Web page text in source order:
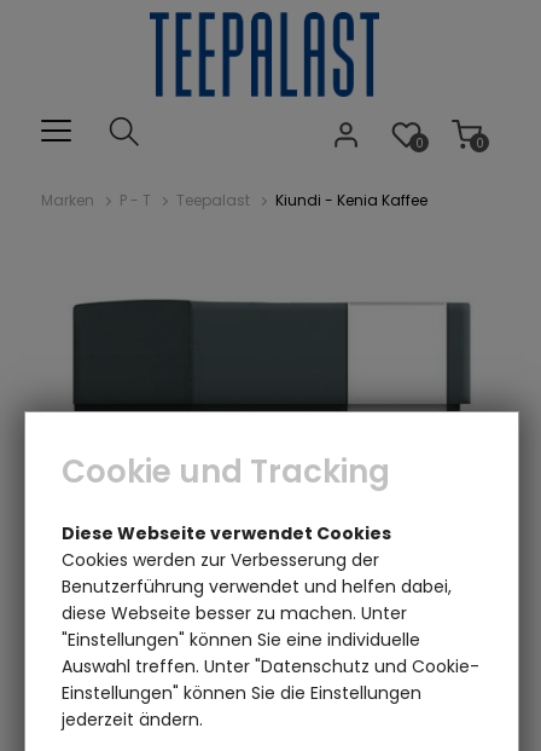
0
0
Marken P - T Teepalast Kiundi - Kenia Kaffee
Cookie und Tracking
Diese Webseite verwendet Cookies
Cookies werden zur Verbesserung der
Benutzerführung verwendet und helfen dabei,
diese Webseite besser zu machen. Unter
"Einstellungen" können Sie eine individuelle
Auswahl treffen. Unter "Datenschutz und Cookie-
Einstellungen" können Sie die Einstellungen
jederzeit ändern.